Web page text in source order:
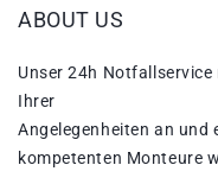
ABOUT US
Unser 24h Notfallservice
Ihrer
Angelegenheiten an und
kompetenten Monteure